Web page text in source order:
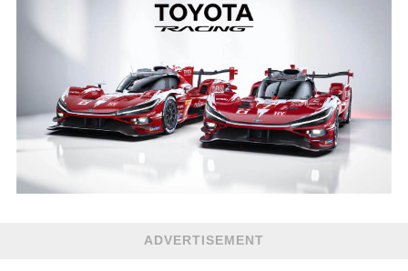
ADVERTISEMENT